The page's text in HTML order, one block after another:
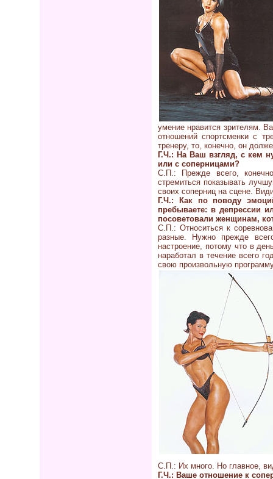
умение нравится зрителям.
отношений спортсменки с
тренеру, то, конечно, он
Г.Ч.: На Ваш взгляд, с кем
или с соперницами?
С.П.: Прежде всего,
стремиться показывать
своих соперниц на сцене.
Г.Ч.: Как по поводу
пребываете: в депрессии
посоветовали женщинам,
С.П.: Относиться к
разные. Нужно прежде
настроение, потому что в
наработал в течение всего
свою произвольную
С.П.: Их много. Но главное,
Г.Ч.: Ваше отношение к